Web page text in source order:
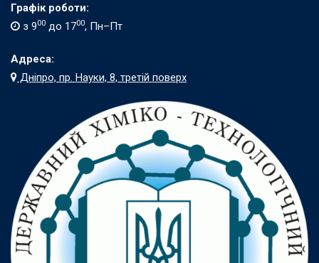
Графік роботи:
з 900 до 1700, Пн–Пт
Адреса:
Дніпро, пр. Науки, 8, третій поверх